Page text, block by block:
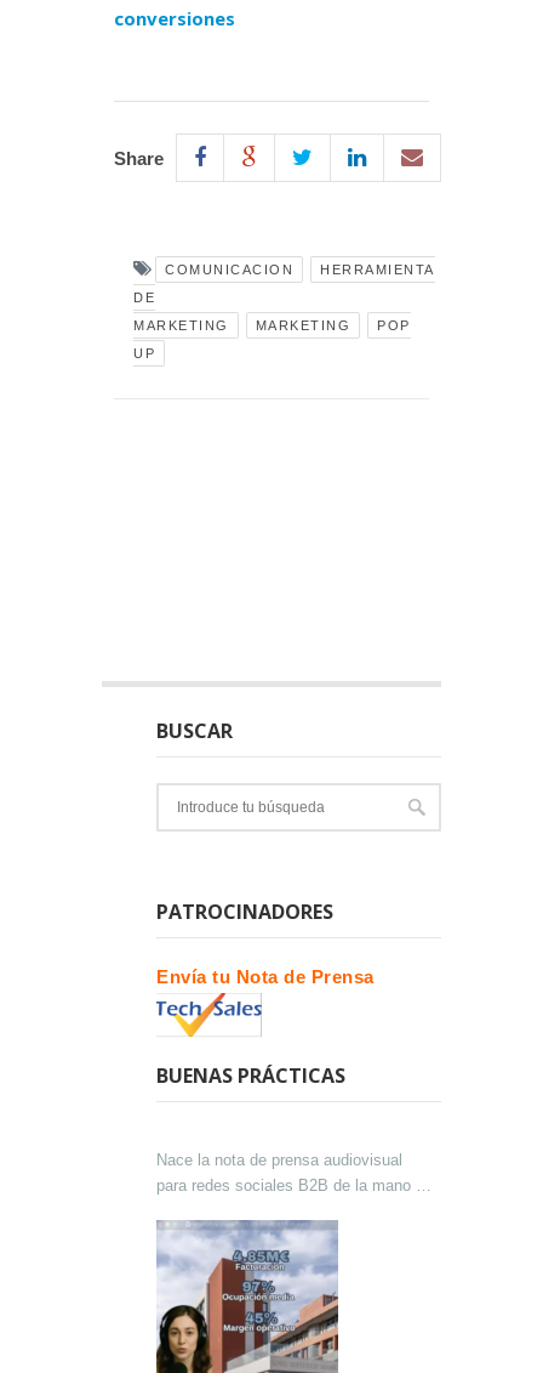
conversiones
Share
COMUNICACION
HERRAMIENTA
DE
MARKETING
MARKETING
POP
UP
BUSCAR
PATROCINADORES
Envía tu Nota de Prensa
BUENAS PRÁCTICAS
Nace la nota de prensa audiovisual
para redes sociales B2B de la mano de